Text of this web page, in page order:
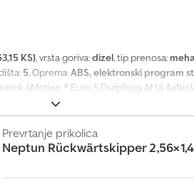
KS), vrsta goriva:dizel, tip prenosa:
5, Oprema:ABS, elektronski program
4Motion * Euro 5 Dsdpfxjyg Af Uj
i međuvremena prodaja su mogući *
(zadnja osovina), električni interfejs za
zadnji naslon za ruke, blatobrani
za kuku za vuču, kontrola
elektronska blokada diferencijala
stakla, grejač zadnjeg stakla,
Prevrtanje prikolica
Neptun Rückwärtskipper